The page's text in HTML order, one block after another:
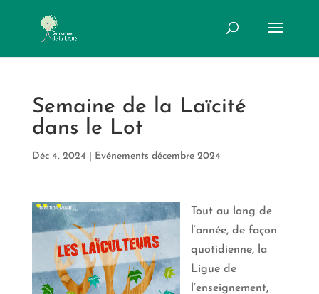
Semaine de la Laïcité
dans le Lot
Déc 4, 2024 Evénements décembre 2024
Tout au long de
l’année, de façon
quotidienne, la
Ligue de
l’enseignement,